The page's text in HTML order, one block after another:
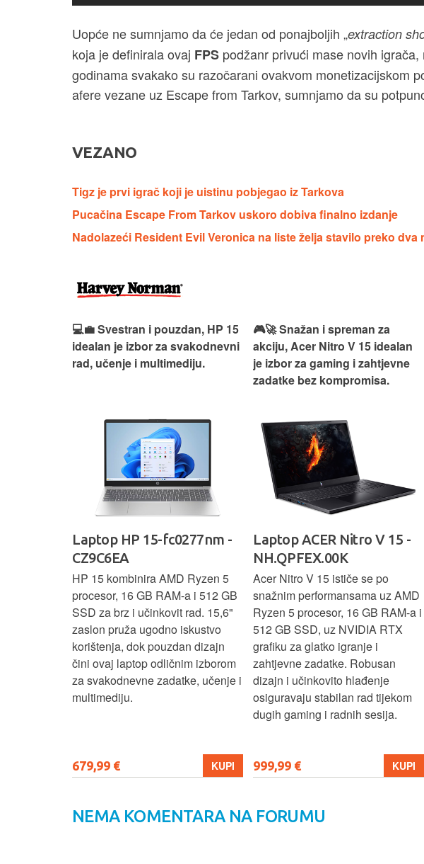
Uopće ne sumnjamo da će jedan od ponajboljih „extraction
koja je definirala ovaj FPS podžanr privući mase novih
godinama svakako su razočarani ovakvom monetizacijskom
afere vezane uz Escape from Tarkov, sumnjamo da su
VEZANO
Tigz je prvi igrač koji je uistinu pobjegao iz Tarkova
Pucačina Escape From Tarkov uskoro dobiva finalno izdanje
Nadolazeći Resident Evil Veronica na liste želja stavilo preko dva
💻💼 Svestran i pouzdan, HP 15
idealan je izbor za svakodnevni
rad, učenje i multimediju.
Laptop HP 15-fc0277nm -
CZ9C6EA
HP 15 kombinira AMD Ryzen 5
procesor, 16 GB RAM-a i 512 GB
SSD za brz i učinkovit rad. 15,6"
zaslon pruža ugodno iskustvo
korištenja, dok pouzdan dizajn
čini ovaj laptop odličnim izborom
za svakodnevne zadatke, učenje i
multimediju.
679,99 € KUPI
🎮🚀 Snažan i spreman za
akciju, Acer Nitro V 15 idealan
je izbor za gaming i zahtjevne
zadatke bez kompromisa.
Laptop ACER Nitro V 15 -
NH.QPFEX.00K
Acer Nitro V 15 ističe se po
snažnim performansama uz AMD
Ryzen 5 procesor, 16 GB RAM-a i
512 GB SSD, uz NVIDIA RTX
grafiku za glatko igranje i
zahtjevne zadatke. Robusan
dizajn i učinkovito hlađenje
osiguravaju stabilan rad tijekom
dugih gaming i radnih sesija.
999,99 € KUPI
NEMA KOMENTARA NA FORUMU